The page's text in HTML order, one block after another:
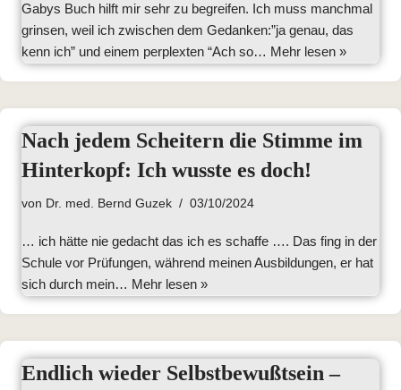
Gabys Buch hilft mir sehr zu begreifen. Ich muss manchmal
grinsen, weil ich zwischen dem Gedanken:”ja genau, das
kenn ich” und einem perplexten “Ach so… Mehr lesen »
Nach jedem Scheitern die Stimme im
Hinterkopf: Ich wusste es doch!
von Dr. med. Bernd Guzek 03/10/2024
… ich hätte nie gedacht das ich es schaffe …. Das fing in der
Schule vor Prüfungen, während meinen Ausbildungen, er hat
sich durch mein… Mehr lesen »
Endlich wieder Selbstbewußtsein –